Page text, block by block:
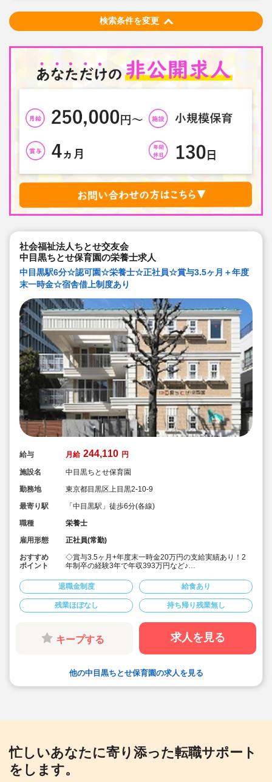
検索条件を変更
社会福祉法人ちとせ交友会
中目黒ちとせ保育園の栄養士求人
中目黒駅6分☆認可園☆栄養士☆正社員☆賞与3.5ヶ月＋年度
末一時金☆宿舎借上制度あり
給与 月給 244,110 円
施設名
中目黒ちとせ保育園
勤務地
東京都目黒区上目黒2-10-9
最寄り駅
「中目黒駅」徒歩6分(各線)
職種
栄養士
雇用形態
正社員(常勤)
おすすめ
ポイント
◇賞与3.5ヶ月+年度末一時金20万円の支給実績あり！2
年制卒の経験3年で年収393万円など♪
給255,880円）
◇安定した大手社会福祉法人のお仕事です
◇有給休暇(初年度10日)とは別に、入社後すぐに使える
リフレッシュ休暇を6日付与！
◇職員配置も多く、お休みが取りやすいです
◇宿舎借り上げ制度利用可◎(家族同居OK）
◇積立金・退職共済など、将来の備えも万全
事にした保育を実践しています。
◇家庭や地域にもひらけた、第ニの「home」を目指し
て、明るく親しみのある園運営を心がけている法人で
退職金制度 給食あり
残業ほぼなし 持ち帰り残業無し
キープする 求人を見る
他の中目黒ちとせ保育園の求人を見る
忙しいあなたに寄り添った転職サポート
をします。